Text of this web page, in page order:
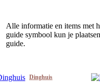
Alle informatie en items met
guide symbool kun je
guide.
Dinghuis